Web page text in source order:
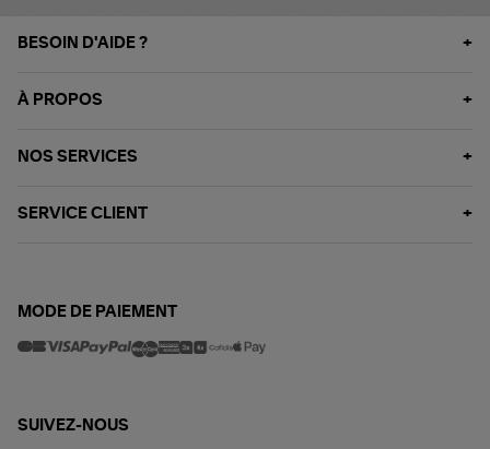
BESOIN D'AIDE ?
À PROPOS
NOS SERVICES
SERVICE CLIENT
MODE DE PAIEMENT
SUIVEZ-NOUS